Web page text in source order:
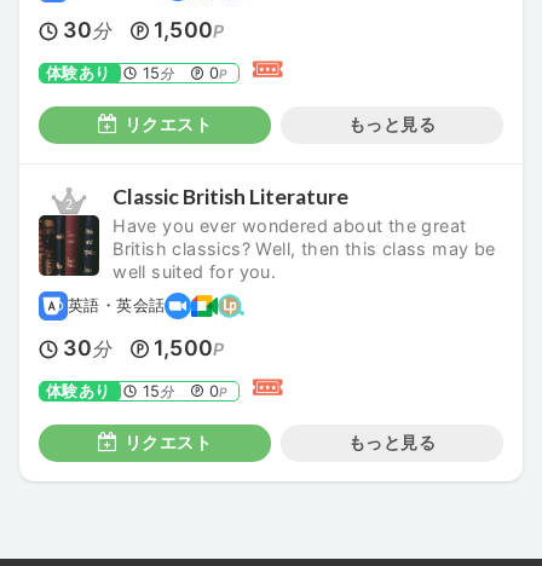
30分 1,500P
体験あり 15分 0P
リクエスト もっと見る
Classic British Literature
Have you ever wondered about the great
British classics? Well, then this class may be
well suited for you.
英語・英会話
30分 1,500P
体験あり 15分 0P
リクエスト もっと見る